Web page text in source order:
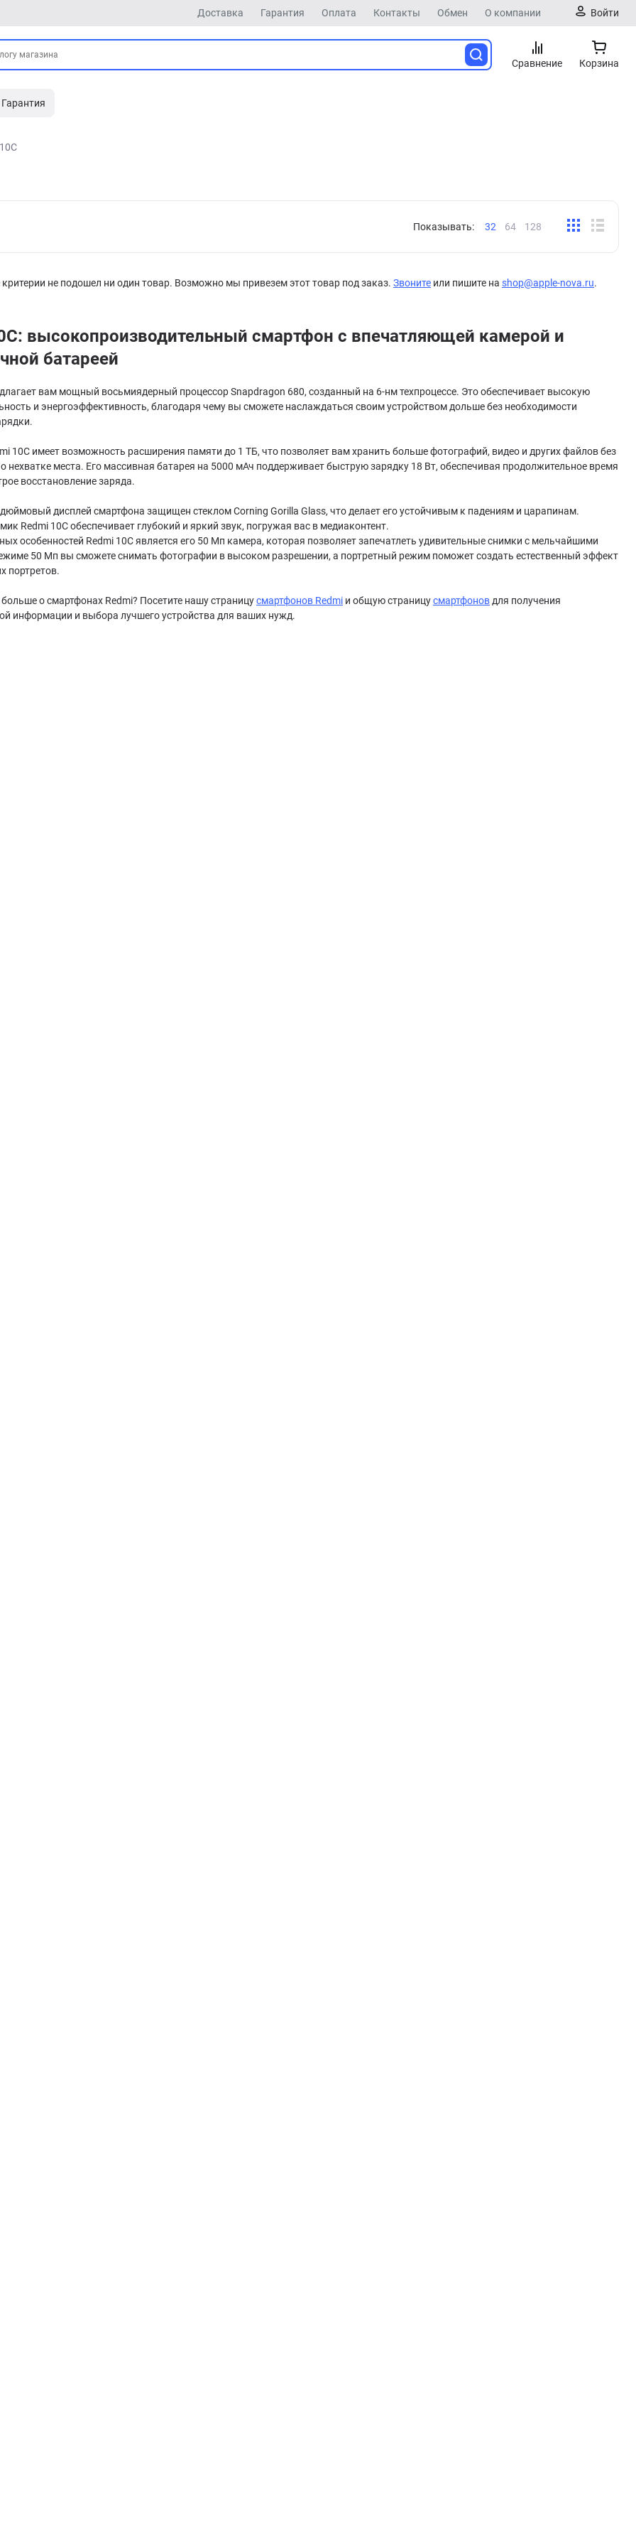
Доставка Гарантия Оплата Контакты Обмен О компании Войти
Сравнение Корзина
Гарантия
10C
Показывать: 32 64 128
не подошел ни один товар. Возможно мы привезем этот товар под заказ. Звоните или пишите на shop@apple-nova.ru.
высокопроизводительный смартфон с впечатляющей камерой и
батареей
вам мощный восьмиядерный процессор Snapdragon 680, созданный на 6-нм техпроцессе. Это обеспечивает высокую
и энергоэффективность, благодаря чему вы сможете наслаждаться своим устройством дольше без необходимости
10C имеет возможность расширения памяти до 1 ТБ, что позволяет вам хранить больше фотографий, видео и других файлов без
нехватке места. Его массивная батарея на 5000 мАч поддерживает быструю зарядку 18 Вт, обеспечивая продолжительное время
восстановление заряда.
дисплей смартфона защищен стеклом Corning Gorilla Glass, что делает его устойчивым к падениям и царапинам.
Redmi 10C обеспечивает глубокий и яркий звук, погружая вас в медиаконтент.
особенностей Redmi 10C является его 50 Мп камера, которая позволяет запечатлеть удивительные снимки с мельчайшими
50 Мп вы сможете снимать фотографии в высоком разрешении, а портретный режим поможет создать естественный эффект
портретов.
больше о смартфонах Redmi? Посетите нашу страницусмартфонов Redmi и общую страницусмартфонов для получения
информации и выбора лучшего устройства для ваших нужд.